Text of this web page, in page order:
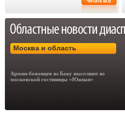
Москва и область
Армян-беженцев из Баку выселяют из
московской гостиницы «Южная»